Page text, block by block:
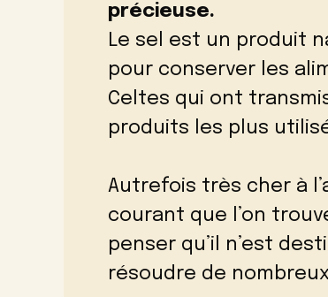
précieuse.
Le sel est un produit
pour conserver les
Celtes qui ont
produits les plus
Autrefois très cher à
courant que l’on
penser qu’il n’est
résoudre de